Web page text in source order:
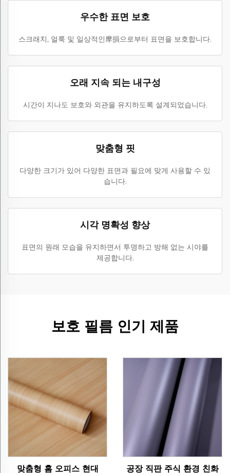
우수한 표면 보호
스크래치, 얼룩 및 일상적인摩損으로부터 표면을 보호합니다.
오래 지속 되는 내구성
시간이 지나도 보호와 외관을 유지하도록 설계되었습니다.
맞춤형 핏
다양한 크기가 있어 다양한 표면과 필요에 맞게 사용할 수 있
습니다.
시각 명확성 향상
표면의 원래 모습을 유지하면서 투명하고 방해 없는 시야를
제공합니다.
보호 필름 인기 제품
맞춤형 홈 오피스 현대
공장 직판 주식 환경 친화